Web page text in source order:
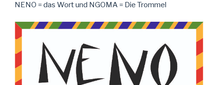
NENO = das Wort und NGOMA = Die Trommel